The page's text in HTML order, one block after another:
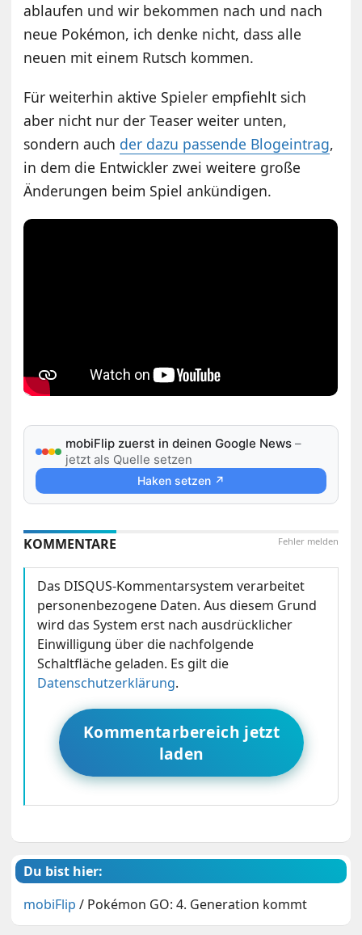
ablaufen und wir bekommen nach und nach
neue Pokémon, ich denke nicht, dass alle
neuen mit einem Rutsch kommen.
Für weiterhin aktive Spieler empfiehlt sich
aber nicht nur der Teaser weiter unten,
sondern auch der dazu passende Blogeintrag,
in dem die Entwickler zwei weitere große
Änderungen beim Spiel ankündigen.
mobiFlip zuerst in deinen Google News –
jetzt als Quelle setzen
Haken setzen ↗
Fehler melden
KOMMENTARE
Das DISQUS-Kommentarsystem verarbeitet
personenbezogene Daten. Aus diesem Grund
wird das System erst nach ausdrücklicher
Einwilligung über die nachfolgende
Schaltfläche geladen. Es gilt die
Datenschutzerklärung.
Kommentarbereich jetzt
laden
Du bist hier:
mobiFlip / Pokémon GO: 4. Generation kommt